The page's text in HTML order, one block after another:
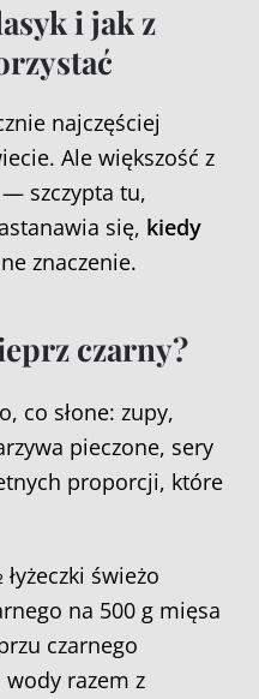
i jak z
najczęściej
Ale większość z
szczypta tu,
się, kiedy
znaczenie.
czarny?
co słone: zupy,
pieczone, sery
proporcji, które
świeżo
na 500 g mięsa
czarnego
razem z